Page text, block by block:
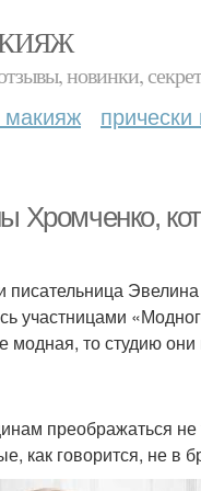
новинки,
макияж
Хромченко,
писательница
участницами
модная, то студию
преображаться
как говорится, не в